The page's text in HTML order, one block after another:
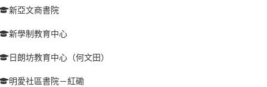
新亞文商書院
新學制教育中心
日朗坊教育中心（何文田）
明愛社區書院－紅磡